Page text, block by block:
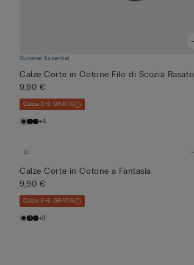
Summer Essential
Calze Corte in Cotone Filo di Scozia Rasato
9,90 €
Calze 3+3 GRATIS
+4
Calze Corte in Cotone a Fantasia
9,90 €
Calze 3+3 GRATIS
+3